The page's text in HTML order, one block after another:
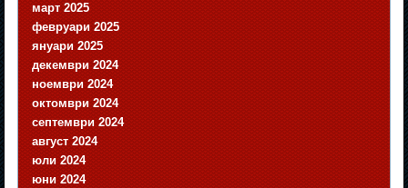
март 2025
февруари 2025
януари 2025
декември 2024
ноември 2024
октомври 2024
септември 2024
август 2024
юли 2024
юни 2024